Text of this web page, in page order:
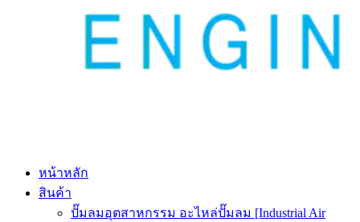
หน้าหลัก
สินค้า
ปั๊มลมอุตสาหกรรม อะไหล่ปั๊มลม [Industrial Air